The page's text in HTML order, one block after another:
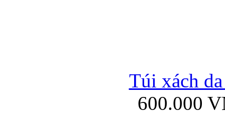
Ốp lưng
Túi xách
600.000